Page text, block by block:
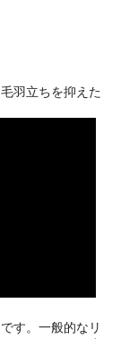
羽立ちを抑えた
す。一般的なリ